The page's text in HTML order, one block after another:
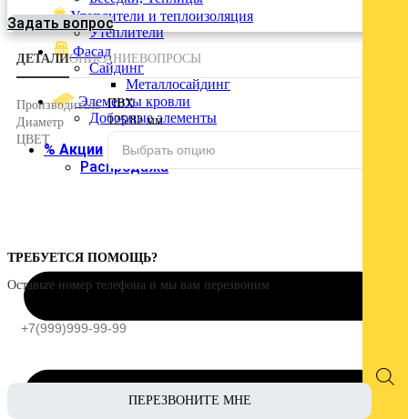
ВойтиУтеплители и теплоизоляция
Утеплители
Фасад
Сайдинг
Металлосайдинг
Элементы кровли
Доборные элементы
% Акции
Распродажа
Задать вопрос
ДЕТАЛИОПИСАНИЕВОПРОСЫ
Производитель ПВХ
Диаметр
125/82 мм
ЦВЕТ
ТРЕБУЕТСЯ ПОМОЩЬ?
Оставьте номер телефона и мы вам перезвоним